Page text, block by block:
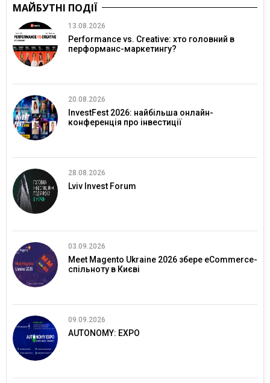
МАЙБУТНІ ПОДІЇ
13.08.2026
Performance vs. Creative: хто головний в
перформанс-маркетингу?
20.08.2026
InvestFest 2026: найбільша онлайн-
конференція про інвестиції
28.08.2026
Lviv Invest Forum
03.09.2026
Meet Magento Ukraine 2026 збере eCommerce-
спільноту в Києві
09.09.2026
AUTONOMY: EXPO